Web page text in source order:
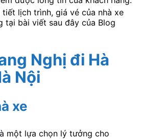
lịch trình, giá vé của nhà xe
tại bài viết sau đây của Blog
Nghị đi Hà
Nội
xe
một lựa chọn lý tưởng cho